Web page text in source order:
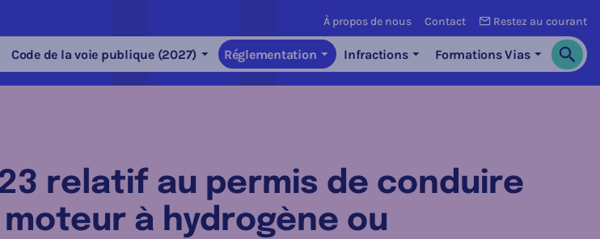
À propos de nous Contact Restez au courant
Code de la voie publique (2027) Réglementation Infractions Formations Vias
relatif au permis de conduire
à hydrogène ou